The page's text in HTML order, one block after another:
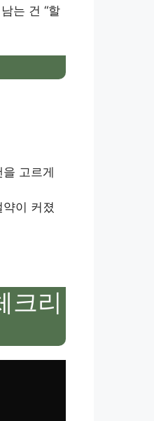
는 건 “할
고르게
이 커졌
크리